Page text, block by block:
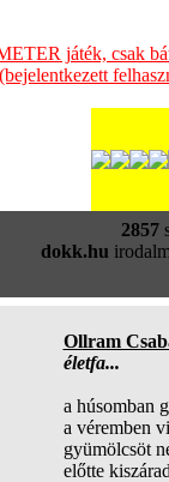
játék, csak
(bejelentkezett
2857
dokk.hu
Ollram
életfa...
a húsomban
a véremben
gyümölcsöt
előtte